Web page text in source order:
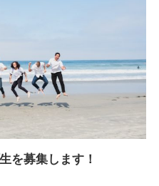
を募集します！